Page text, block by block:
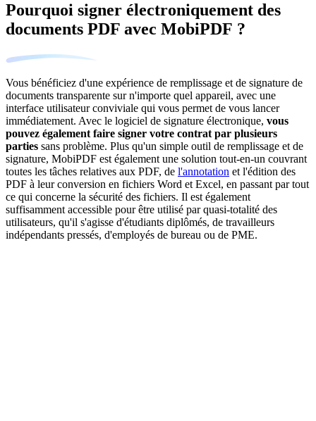
Pourquoi signer électroniquement des
documents PDF avec MobiPDF ?
Vous bénéficiez d'une expérience de remplissage et de signature de
documents transparente sur n'importe quel appareil, avec une
interface utilisateur conviviale qui vous permet de vous lancer
immédiatement. Avec le logiciel de signature électronique, vous
pouvez également faire signer votre contrat par plusieurs
parties sans problème. Plus qu'un simple outil de remplissage et de
signature, MobiPDF est également une solution tout-en-un couvrant
toutes les tâches relatives aux PDF, de l'annotation et l'édition des
PDF à leur conversion en fichiers Word et Excel, en passant par tout
ce qui concerne la sécurité des fichiers. Il est également
suffisamment accessible pour être utilisé par quasi-totalité des
utilisateurs, qu'il s'agisse d'étudiants diplômés, de travailleurs
indépendants pressés, d'employés de bureau ou de PME.